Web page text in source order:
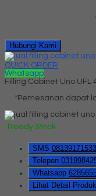
Hubungi Kami
QUICK ORDER
Whatsapp
Filling Cabinet Uno UFL
*Pemesanan dapat
Ready Stock
SMS
Telepon
Whatsapp
Lihat Detail Produk